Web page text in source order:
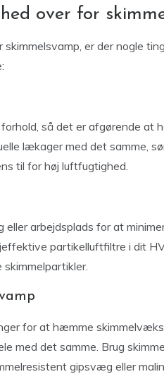
over for
er der nogle
så det er afgørende at
lækager med det samme,
til for høj luftfugtighed.
arbejdsplads for at
partikelluftfiltre i dit
for at hæmme
med det samme. Brug
gipsvæg eller